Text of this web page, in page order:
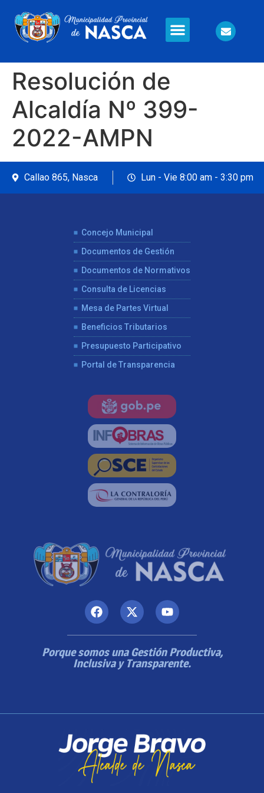
Resolución de
Alcaldía Nº 399-
2022-AMPN
Callao 865, Nasca Lun - Vie 8:00 am - 3:30 pm
Concejo Municipal
Documentos de Gestión
Documentos de Normativos
Consulta de Licencias
Mesa de Partes Virtual
Beneficios Tributarios
Presupuesto Participativo
Portal de Transparencia
Porque somos una Gestión Productiva,
Inclusiva y Transparente.